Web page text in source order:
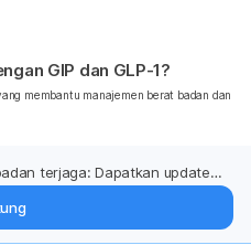
GIP dan GLP-1?
membantu manajemen berat badan dan
terjaga: Dapatkan update